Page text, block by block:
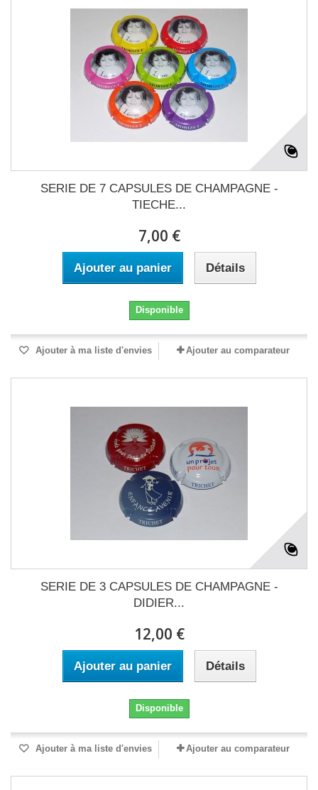
SERIE DE 7 CAPSULES DE CHAMPAGNE -
TIECHE...
7,00 €
Ajouter au panier Détails
Disponible
Ajouter à ma liste d'envies Ajouter au comparateur
SERIE DE 3 CAPSULES DE CHAMPAGNE -
DIDIER...
12,00 €
Ajouter au panier Détails
Disponible
Ajouter à ma liste d'envies Ajouter au comparateur